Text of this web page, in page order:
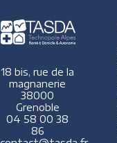
18 bis, rue de la
magnanerie
38000
Grenoble
04 58 00 38
86